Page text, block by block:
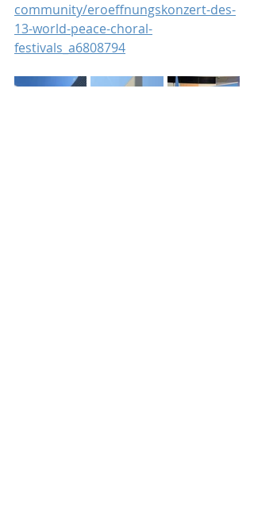
community/eroeffnungskonzert-des-
13-world-peace-choral-
festivals_a6808794